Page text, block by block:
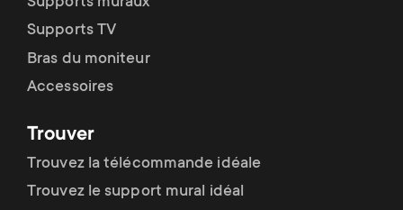
Supports TV
Bras du moniteur
Accessoires
Trouver
Trouvez la télécommande idéale
Trouvez le support mural idéal